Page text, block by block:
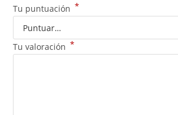
Tu puntuación *
Tu valoración *